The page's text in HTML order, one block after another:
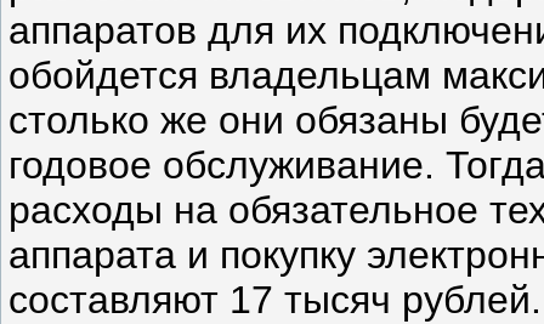
аппаратов для их
обойдется владельцам
столько же они обязаны
годовое обслуживание.
расходы на обязательное
аппарата и покупку
составляют 17 тысяч рублей.